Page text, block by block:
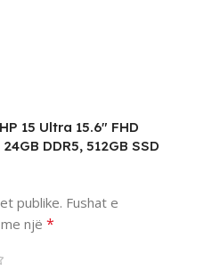
15 Ultra 15.6″ FHD
DDR5, 512GB SSD
publike. Fushat e
një *